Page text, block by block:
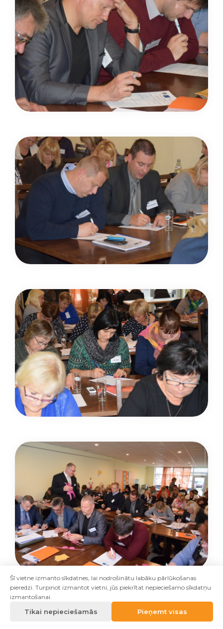
Šī vietne izmanto sīkdatnes, lai nodrošinātu labāku pārlūkošanas
pieredzi. Turpinot izmantot vietni, jūs piekrītat nepieciešamo sīkdatņu
izmantošanai.
Tikai nepieciešamās Pieņemt visas